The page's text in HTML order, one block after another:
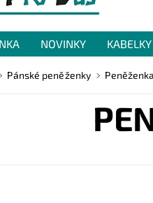
NOVINKY KABELKY
GDPR
Pánské peněženky